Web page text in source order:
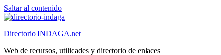
Saltar al contenido
Directorio INDAGA.net
Web de recursos, utilidades y directorio de enlaces